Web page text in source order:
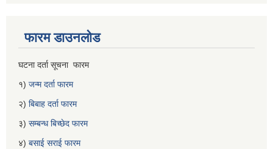
फारम डाउनलोड
घटना दर्ता सूचना फारम
१) जन्म दर्ता फारम
२) बिबाह दर्ता फारम
३) सम्बन्ध बिच्छेद फारम
४) बसाई सराई फारम